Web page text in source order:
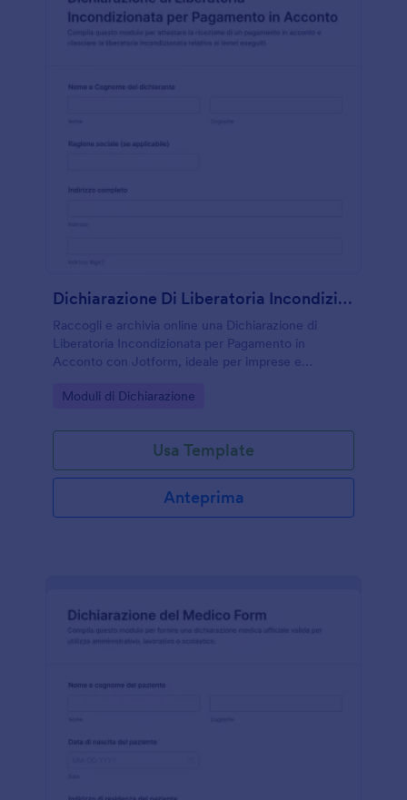
Dichiarazione Di Liberatoria Incondizionata Per Pagamento In Acconto
Raccogli e archivia online una Dichiarazione di
Liberatoria Incondizionata per Pagamento in
Acconto con Jotform, ideale per imprese e
vogliono semplificare la raccolta dati e l’invio del
Go to Category:
Moduli di Dichiarazione
Usa Template
Anteprima